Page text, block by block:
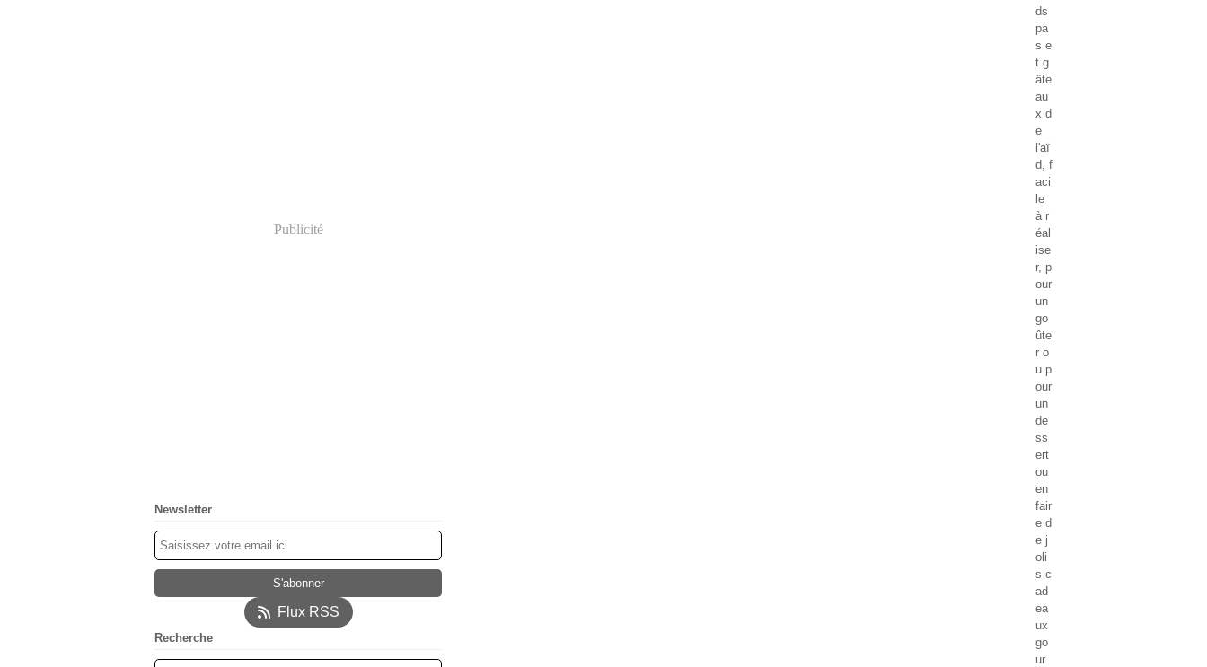
Publicité
Newsletter
Flux RSS
Recherche
ds
pa
s e
t g
âte
au
x d
e
l'aï
d, f
aci
le
à r
éal
ise
r, p
our
un
go
ûte
r o
u p
our
un
de
ss
ert
ou
en
fair
e d
e j
oli
s c
ad
ea
ux
go
ur